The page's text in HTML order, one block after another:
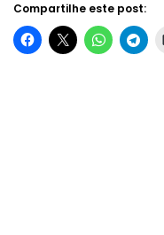
Compartilhe este post: